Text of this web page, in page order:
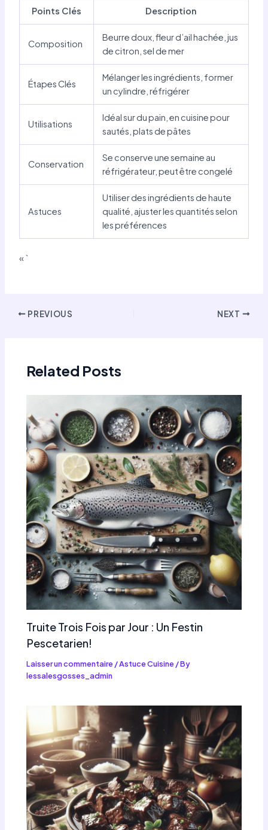
Points Clés Description
Composition
Beurre doux, fleur d’ail hachée, jus
de citron, sel de mer
Étapes Clés
Mélanger les ingrédients, former
un cylindre, réfrigérer
Utilisations
Idéal sur du pain, en cuisine pour
sautés, plats de pâtes
Conservation
Se conserve une semaine au
réfrigérateur, peut être congelé
Astuces
Utiliser des ingrédients de haute
qualité, ajuster les quantités selon
les préférences
« `
Post PREVIOUS NEXT
Related Posts
Truite Trois Fois par Jour : Un Festin
Pescetarien!
Laisser un commentaire/Astuce Cuisine/ By
lessalesgosses_admin